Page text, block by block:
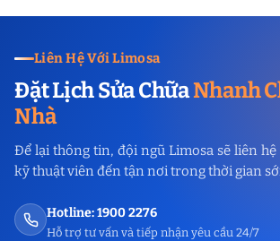
Liên Hệ Với Limosa
Đặt Lịch Sửa ChữaNhanh
Nhà
Để lại thông tin, đội ngũ Limosa sẽ liên hệ
kỹ thuật viên đến tận nơi trong thời gian
Hotline: 1900 2276
Hỗ trợ tư vấn và tiếp nhận yêu cầu 24/7